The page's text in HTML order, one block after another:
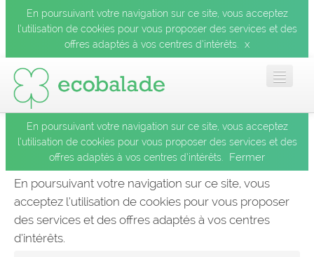
En poursuivant votre navigation sur ce site, vous acceptez
l’utilisation de cookies pour vous proposer des services et des
offres adaptés à vos centres d’intérêts.
x
Accueil
Les balades
Les espèces
En poursuivant votre navigation sur ce site, vous acceptez
l’utilisation de cookies pour vous proposer des services et des
offres adaptés à vos centres d’intérêts.
Fermer
En poursuivant votre navigation sur ce site, vous
acceptez l’utilisation de cookies pour vous proposer
des services et des offres adaptés à vos centres
d’intérêts.